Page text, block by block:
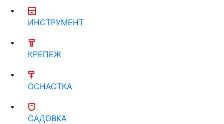
ИНСТРУМЕНТ
КРЕПЕЖ
ОСНАСТКА
САДОВКА